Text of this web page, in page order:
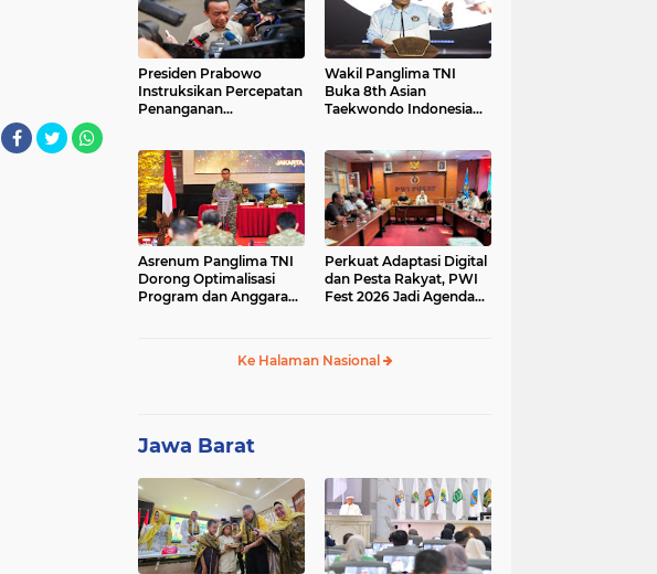
Presiden Prabowo
Instruksikan Percepatan
Penanganan
BBM
Wakil Panglima TNI
Buka 8th Asian
Taekwondo Indonesia
Asrenum Panglima TNI
Dorong Optimalisasi
Program dan Anggaran
Perkuat Adaptasi Digital
dan Pesta Rakyat, PWI
Fest 2026 Jadi Agenda
Ke Halaman Nasional
Jawa Barat